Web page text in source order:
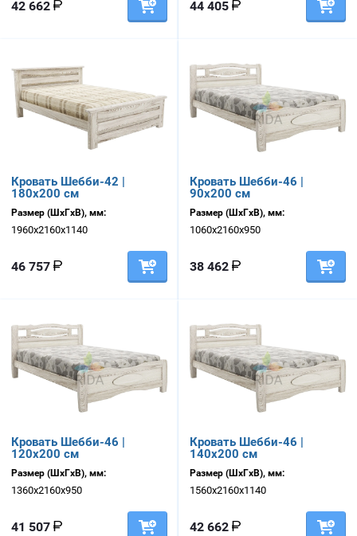
42 662 44 405
Кровать Шебби-42 |
180х200 см
Размер (ШхГхВ), мм:
1960х2160х1140
46 757
Кровать Шебби-46 |
90х200 см
Размер (ШхГхВ), мм:
1060х2160х950
38 462
Кровать Шебби-46 |
120х200 см
Размер (ШхГхВ), мм:
1360х2160х950
41 507
Кровать Шебби-46 |
140х200 см
Размер (ШхГхВ), мм:
1560х2160х1140
42 662